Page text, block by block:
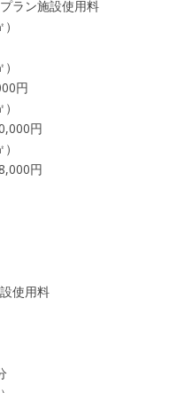
ラン施設使用料
円
円
円
使用料